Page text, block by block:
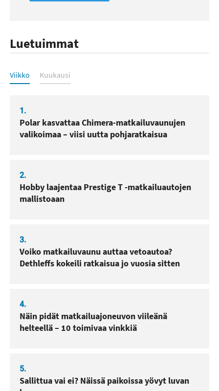
Luetuimmat
Luetuimmat
Viikko Kuukausi
1.
Polar kasvattaa Chimera-matkailuvaunujen
valikoimaa – viisi uutta pohjaratkaisua
2.
Hobby laajentaa Prestige T -matkailuautojen
mallistoaan
3.
Voiko matkailuvaunu auttaa vetoautoa?
Dethleffs kokeili ratkaisua jo vuosia sitten
4.
Näin pidät matkailuajoneuvon viileänä
helteellä – 10 toimivaa vinkkiä
5.
Sallittua vai ei? Näissä paikoissa yövyt luvan